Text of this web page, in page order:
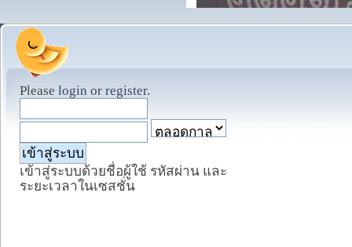
Please login or register.
เข้าสู่ระบบด้วยชื่อผู้ใช้ รหัสผ่าน และ
ระยะเวลาในเซสชั่น